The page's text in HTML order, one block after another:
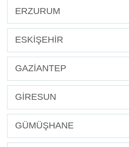
ERZURUM
ESKİŞEHİR
GAZİANTEP
GİRESUN
GÜMÜŞHANE